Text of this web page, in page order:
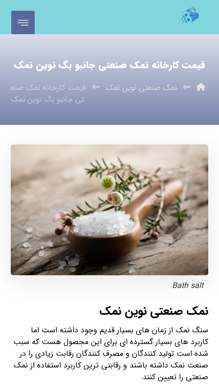
قیمت کارخانه نمک صنعتی جانبو بگ نوین نمک
نمک صنعتی نوین نمک
قیمت کارخانه نمک صنع
تی جانبو بگ نوین نمک
Bath salt
نمک صنعتی نوین نمک
سنگ نمک از زمان های بسیار قدیم وجود داشته است اما
کاربرد های بسیار گسترده ای برای این مجصول هست که سبب
شده است تولید کنندگان و مصرف کنندگان رقابت زیادی را در
صنعت نمک داشته باشند و رقابتی ترین کاربرد استفاده از نمک
صنعتی را تعیین کنند.